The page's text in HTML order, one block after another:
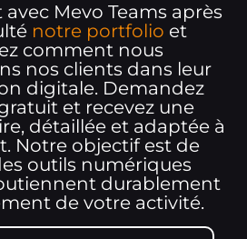
Mevo Teams après
notre portfolio et
comment nous
nos clients dans leur
digitale. Demandez
et recevez une
détaillée et adaptée à
Notre objectif est de
outils numériques
durablement
de votre activité.